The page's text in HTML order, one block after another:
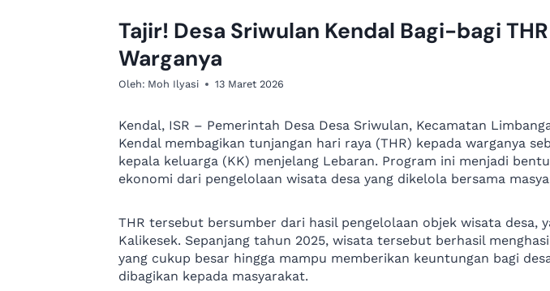
Tajir! Desa Sriwulan Kendal Bagi-bagi
Warganya
Oleh: Moh Ilyasi 13 Maret 2026
Kendal, ISR – Pemerintah Desa Desa Sriwulan, Kecamatan
Kendal membagikan tunjangan hari raya (THR) kepada warganya
kepala keluarga (KK) menjelang Lebaran. Program ini menjadi
ekonomi dari pengelolaan wisata desa yang dikelola bersama
THR tersebut bersumber dari hasil pengelolaan objek wisata desa,
Kalikesek. Sepanjang tahun 2025, wisata tersebut berhasil
yang cukup besar hingga mampu memberikan keuntungan bagi
dibagikan kepada masyarakat.